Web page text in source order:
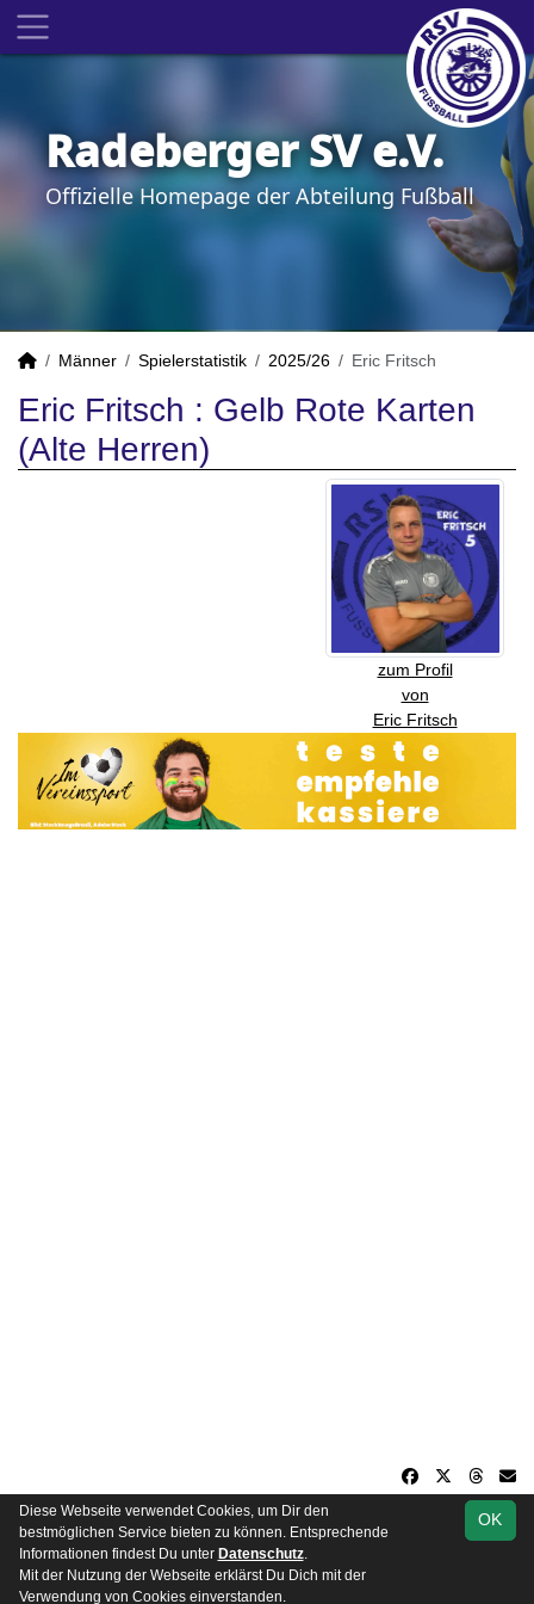
Radeberger SV e.V.
Offizielle Homepage der Abteilung Fußball
Männer Spielerstatistik 2025/26 Eric Fritsch
Eric Fritsch : Gelb Rote Karten
(Alte Herren)
zum Profil
von
Eric Fritsch
soccero.de
© 2006 - 2026
Besucherstatistik Impressum Datenschutz
OK
Diese Webseite verwendet Cookies, um Dir den
bestmöglichen Service bieten zu können. Entsprechende
Informationen findest Du unter Datenschutz.
Mit der Nutzung der Webseite erklärst Du Dich mit der
Verwendung von Cookies einverstanden.